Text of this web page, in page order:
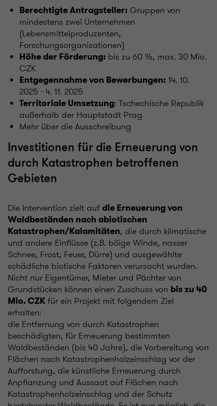
Berechtigte Antragsteller: Gruppen von
mindestens zwei Unternehmen
(Lebensmittelproduzenten,
Forschungsorganisationen)
Höhe der Förderung: bis zu 60 %, max. 30 Mio.
CZK
Entgegennahme von Bewerbungen: 14. 10.
2025 - 4. 11. 2025
Territoriale Umsetzung: Tschechische Republik
außerhalb der Hauptstadt Prag
Mehr über die Ausschreibung
Investitionen für die Erneuerung von
durch Katastrophen betroffenen
Gebieten
Die Intervention zielt auf die Erneuerung von
Waldbeständen nach abiotischen
Katastrophen/Kalamitäten, die durch klimatische
und andere Einflüsse (z.B. böige Winde, nasser
Schnee, Frost, Feuer, Dürre) und ausgewählte
schädliche biotische Faktoren verursacht wurden.
Nicht nur Eigentümer, Mieter und Pächter von
Grundstücken können einen Zuschuss von bis zu 40
Mio. CZKfür ein Projekt mit folgendem Ziel
erhalten:
die Entfernung von durch Katastrophen
beschädigten, für Erneuerung bestimmten
Waldbeständen (bis 40 Jahre), die Vorbereitung von
Flächen nach Katastrophenholzeinschlag vor der
Aufforstung, die künstliche Erneuerung durch
Anpflanzung und Aussaat auf Flächen nach
Katastrophenholzeinschlag und der Schutz